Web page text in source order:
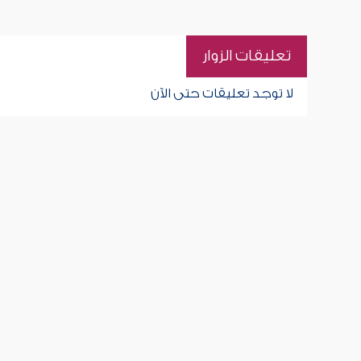
تعليقات الزوار
لا توجد تعليقات حتى الآن